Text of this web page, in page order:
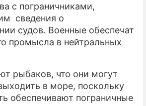
с пограничниками,
сведения о
судов. Военные обеспечат
промысла в нейтральных
рыбаков, что они могут
в море, поскольку
обеспечивают пограничные